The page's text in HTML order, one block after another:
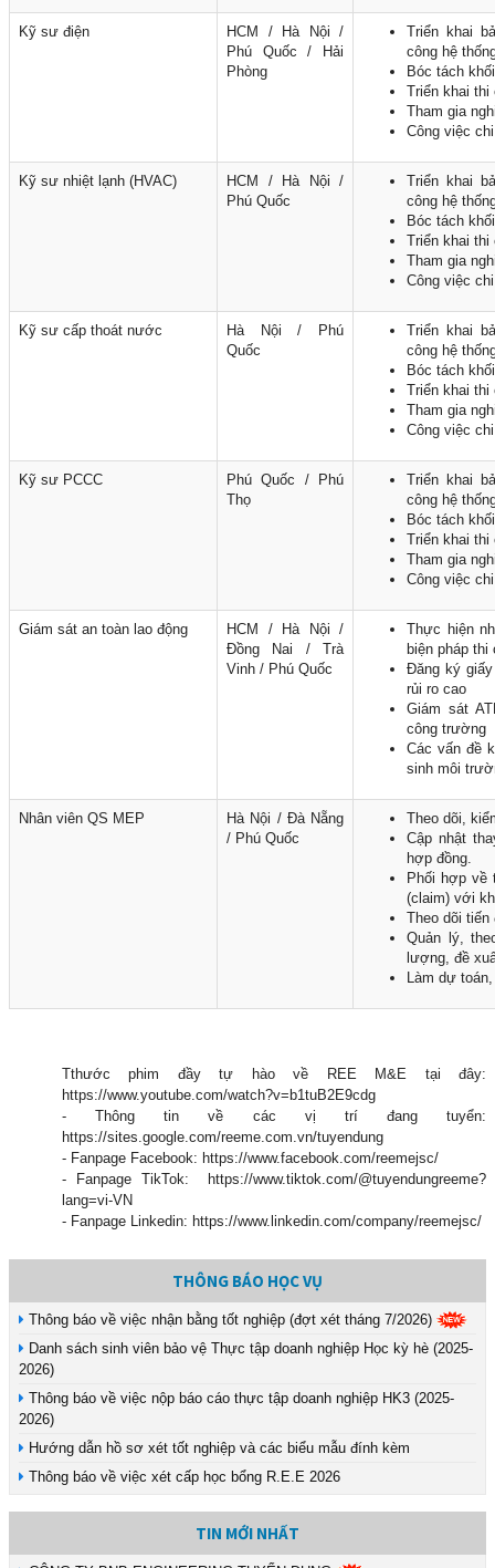
Kỹ sư điện
HCM / Hà Nội /
Phú Quốc / Hải
Phòng
Triển khai
công hệ
Bóc tách
Triển khai thi
Tham gia
Công việc
Kỹ sư nhiệt lạnh (HVAC)
HCM / Hà Nội /
Phú Quốc
Triển khai
công hệ
Bóc tách
Triển khai thi
Tham gia
Công việc
Kỹ sư cấp thoát nước
Hà Nội / Phú
Quốc
Triển khai
công hệ
Bóc tách
Triển khai thi
Tham gia
Công việc
Kỹ sư PCCC
Phú Quốc / Phú
Thọ
Triển khai
công hệ
Bóc tách
Triển khai thi
Tham gia
Công việc
Giám sát an toàn lao động
HCM / Hà Nội /
Đồng Nai / Trà
Vinh / Phú Quốc
Thực hiện
biện pháp thi
Đăng ký
rủi ro cao
Giám sát
công trường
Các vấn đề
sinh môi
Nhân viên QS MEP
Hà Nội / Đà Nẵng
/ Phú Quốc
Theo dõi,
Cập nhật
hợp đồng.
Phối hợp về
(claim) với
Theo dõi tiến
Quản lý,
lượng, đề
Làm dự
Tthước phim đầy tự hào về REE M&E tại đây:
https://www.youtube.com/watch?v=b1tuB2E9cdg
- Thông tin về các vị trí đang tuyển:
https://sites.google.com/reeme.com.vn/tuyendung
- Fanpage Facebook: https://www.facebook.com/reemejsc/
- Fanpage TikTok: https://www.tiktok.com/@tuyendungreeme?
lang=vi-VN
- Fanpage Linkedin: https://www.linkedin.com/company/reemejsc/
THÔNG BÁO HỌC VỤ
Thông báo về việc nhận bằng tốt nghiệp (đợt xét tháng 7/2026)
Danh sách sinh viên bảo vệ Thực tập doanh nghiệp Học kỳ hè (2025-
2026)
Thông báo về việc nộp báo cáo thực tập doanh nghiệp HK3 (2025-
2026)
Hướng dẫn hồ sơ xét tốt nghiệp và các biểu mẫu đính kèm
Thông báo về việc xét cấp học bổng R.E.E 2026
TIN MỚI NHẤT